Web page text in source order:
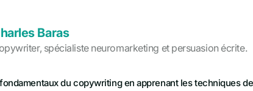
Baras
spécialiste neuromarketing et persuasion écrite.
du copywriting en apprenant les techniques